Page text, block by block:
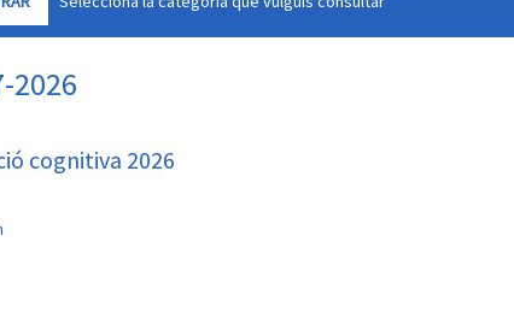
2026
cognitiva 2026